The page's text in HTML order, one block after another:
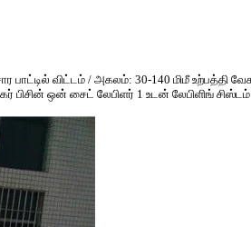
பாட்டில் விட்டம் / அகலம்: 30-140 மிமீ
ஒன் சைட் லேபிளர் 1 உடன் லேபிளிங் சிஸ்டம்